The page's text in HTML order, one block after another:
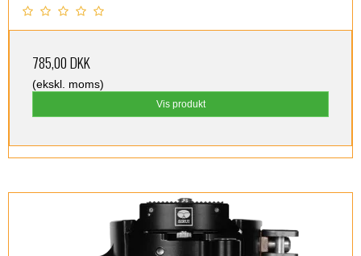
785,00 DKK
(ekskl. moms)
Vis produkt